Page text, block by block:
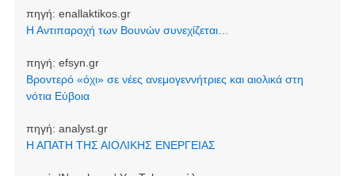
πηγή: enallaktikos.gr
Η Αντιπαροχή των Βουνών συνεχίζεται…
πηγή: efsyn.gr
Βροντερό «όχι» σε νέες ανεμογεννήτριες και αιολικά στη
νότια Εύβοια
πηγή: analyst.gr
Η ΑΠΑΤΗ ΤΗΣ ΑΙΟΛΙΚΗΣ ΕΝΕΡΓΕΙΑΣ